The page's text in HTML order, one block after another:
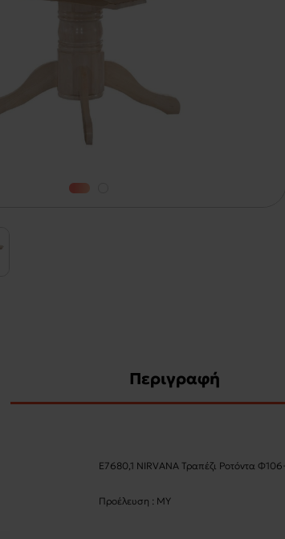
Περιγραφή
Ε7680,1 NIRVANA Τραπέζι Ροτόντα
Προέλευση : ΜΥ